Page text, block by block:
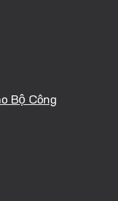
Bộ Công